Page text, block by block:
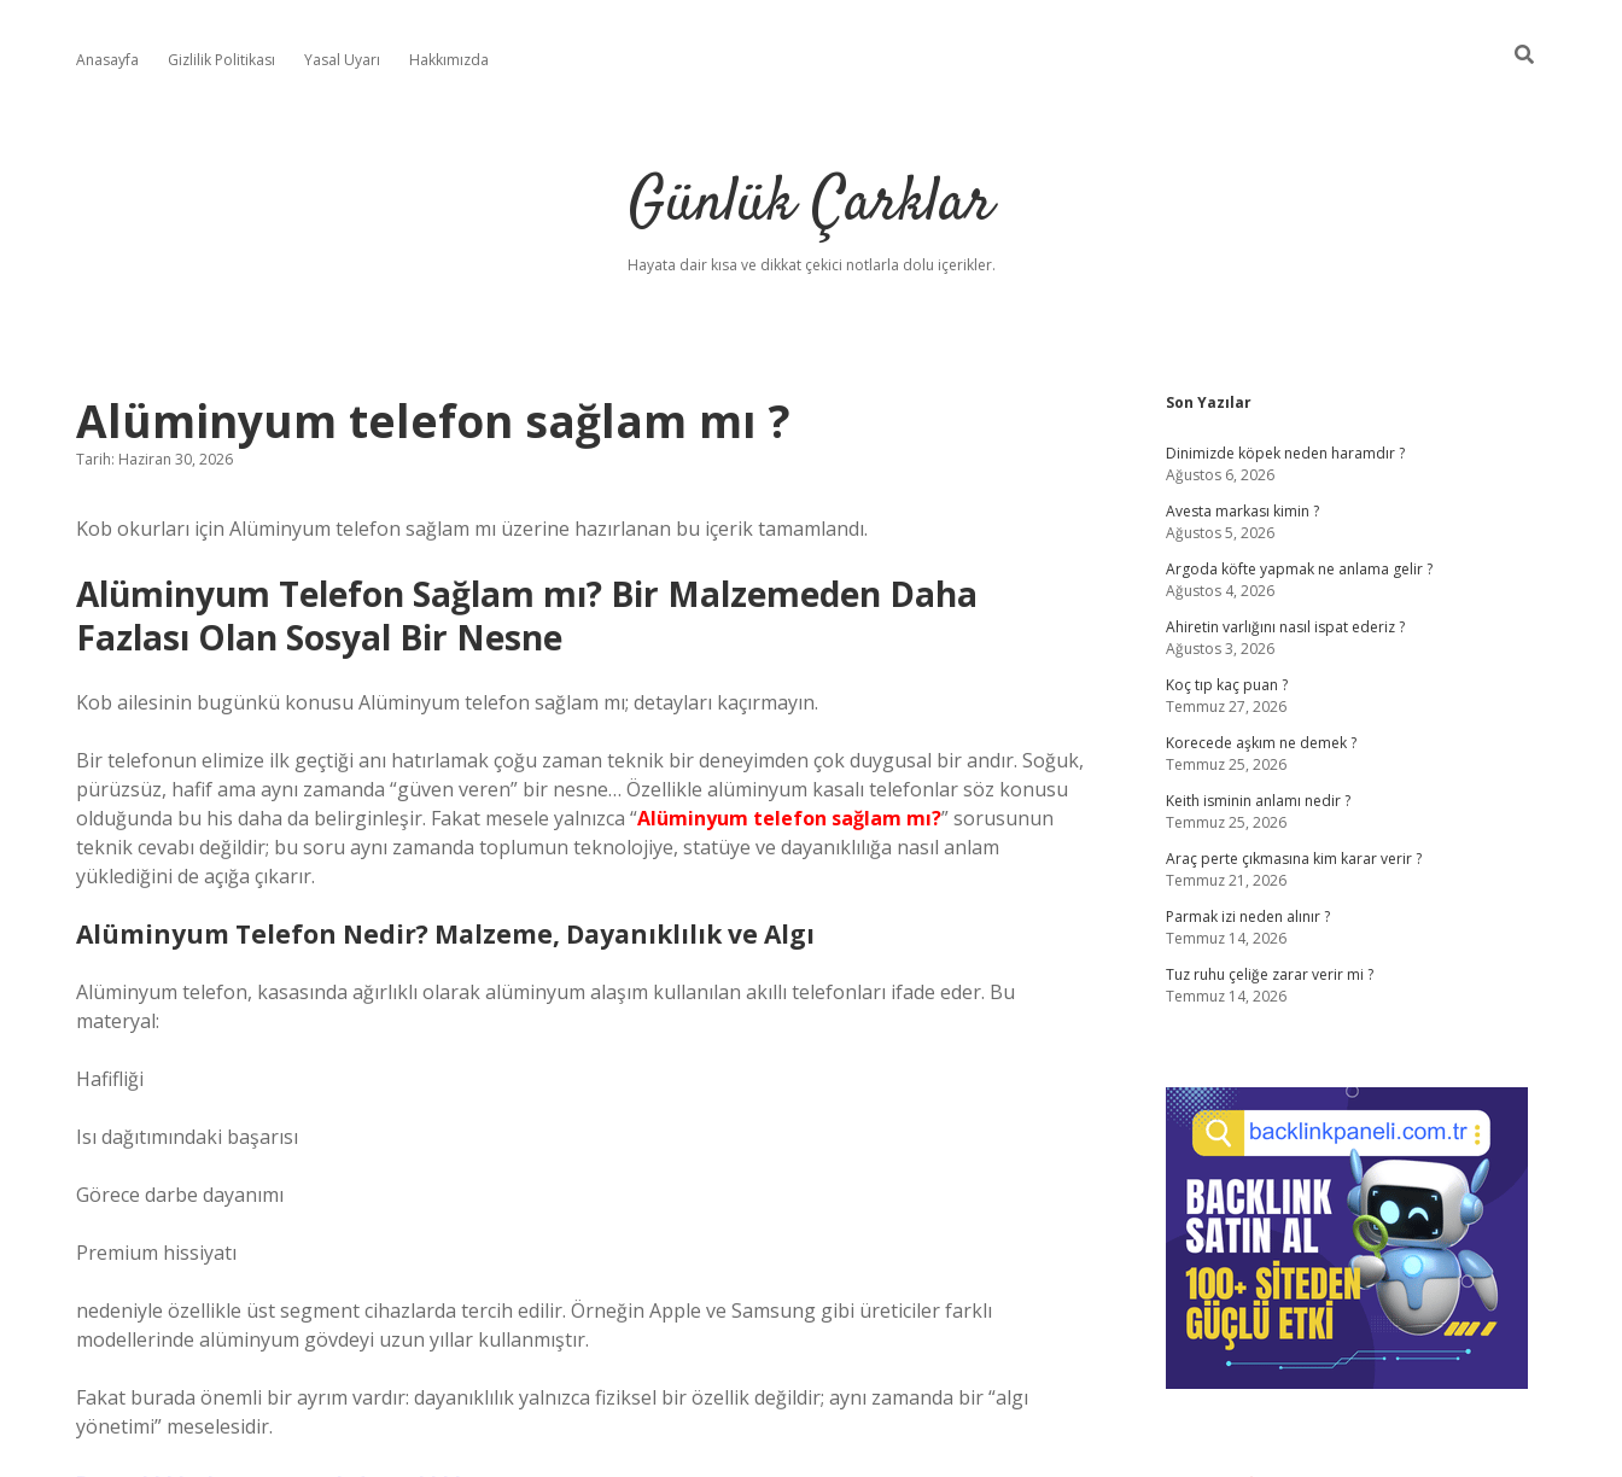
Anasayfa Gizlilik Politikası Yasal Uyarı Hakkımızda
Günlük Çarklar
Hayata dair kısa ve dikkat çekici notlarla dolu içerikler.
Alüminyum telefon sağlam mı ?
Tarih: Haziran 30, 2026
Kob okurları için Alüminyum telefon sağlam mı üzerine hazırlanan bu içerik tamamlandı.
Alüminyum Telefon Sağlam mı? Bir Malzemeden Daha
Fazlası Olan Sosyal Bir Nesne
Kob ailesinin bugünkü konusu Alüminyum telefon sağlam mı; detayları kaçırmayın.
Bir telefonun elimize ilk geçtiği anı hatırlamak çoğu zaman teknik bir deneyimden çok duygusal bir andır. Soğuk,
pürüzsüz, hafif ama aynı zamanda “güven veren” bir nesne… Özellikle alüminyum kasalı telefonlar söz konusu
olduğunda bu his daha da belirginleşir. Fakat mesele yalnızca “Alüminyum telefon sağlam mı?” sorusunun
teknik cevabı değildir; bu soru aynı zamanda toplumun teknolojiye, statüye ve dayanıklılığa nasıl anlam
yüklediğini de açığa çıkarır.
Alüminyum Telefon Nedir? Malzeme, Dayanıklılık ve Algı
Alüminyum telefon, kasasında ağırlıklı olarak alüminyum alaşım kullanılan akıllı telefonları ifade eder. Bu
materyal:
Hafifliği
Isı dağıtımındaki başarısı
Görece darbe dayanımı
Premium hissiyatı
nedeniyle özellikle üst segment cihazlarda tercih edilir. Örneğin Apple ve Samsung gibi üreticiler farklı
modellerinde alüminyum gövdeyi uzun yıllar kullanmıştır.
Fakat burada önemli bir ayrım vardır: dayanıklılık yalnızca fiziksel bir özellik değildir; aynı zamanda bir “algı
yönetimi” meselesidir.
Sidebar
Son Yazılar
Dinimizde köpek neden haramdır ?
Ağustos 6, 2026
Avesta markası kimin ?
Ağustos 5, 2026
Argoda köfte yapmak ne anlama gelir ?
Ağustos 4, 2026
Ahiretin varlığını nasıl ispat ederiz ?
Ağustos 3, 2026
Koç tıp kaç puan ?
Temmuz 27, 2026
Korecede aşkım ne demek ?
Temmuz 25, 2026
Keith isminin anlamı nedir ?
Temmuz 25, 2026
Araç perte çıkmasına kim karar verir ?
Temmuz 21, 2026
Parmak izi neden alınır ?
Temmuz 14, 2026
Tuz ruhu çeliğe zarar verir mi ?
Temmuz 14, 2026
ilbet güncel giriş adresi